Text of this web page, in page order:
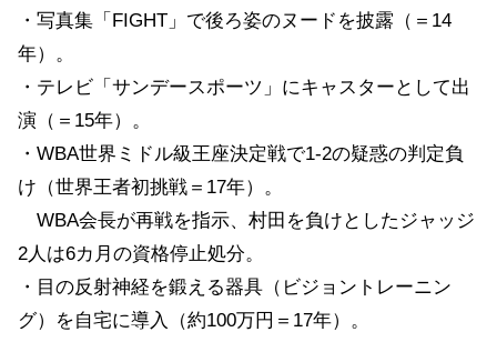
・写真集「FIGHT」で後ろ姿のヌードを披露（＝14
年）。
・テレビ「サンデースポーツ」にキャスターとして出
演（＝15年）。
・WBA世界ミドル級王座決定戦で1-2の疑惑の判定負
け（世界王者初挑戦＝17年）。
WBA会長が再戦を指示、村田を負けとしたジャッジ
2人は6カ月の資格停止処分。
・目の反射神経を鍛える器具（ビジョントレーニン
グ）を自宅に導入（約100万円＝17年）。